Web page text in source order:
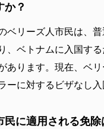
か？
ベリーズ人市民は、
、ベトナムに入国す
あります。現在、ベ
ーに対するビザなし入
民に適用される免除